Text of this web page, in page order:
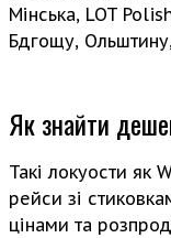
Мінська, LOT
Бдгощу,
Як знайти
Такі локуости як
рейси зі
цінами та